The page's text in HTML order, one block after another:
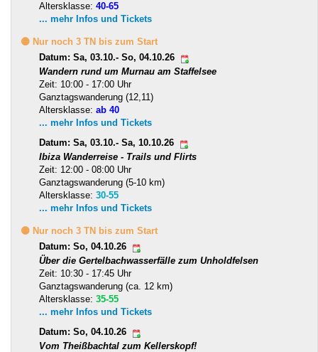
Altersklasse: 40-65
... mehr Infos und Tickets
🟡 Nur noch 3 TN bis zum Start
Datum: Sa, 03.10.- So, 04.10.26
Wandern rund um Murnau am Staffelsee
Zeit: 10:00 - 17:00 Uhr
Ganztagswanderung (12,11)
Altersklasse: ab 40
... mehr Infos und Tickets
Datum: Sa, 03.10.- Sa, 10.10.26
Ibiza Wanderreise - Trails und Flirts
Zeit: 12:00 - 08:00 Uhr
Ganztagswanderung (5-10 km)
Altersklasse: 30-55
... mehr Infos und Tickets
🟡 Nur noch 3 TN bis zum Start
Datum: So, 04.10.26
Über die Gertelbachwasserfälle zum Unholdfelsen
Zeit: 10:30 - 17:45 Uhr
Ganztagswanderung (ca. 12 km)
Altersklasse: 35-55
... mehr Infos und Tickets
Datum: So, 04.10.26
Vom Theißbachtal zum Kellerskopf!